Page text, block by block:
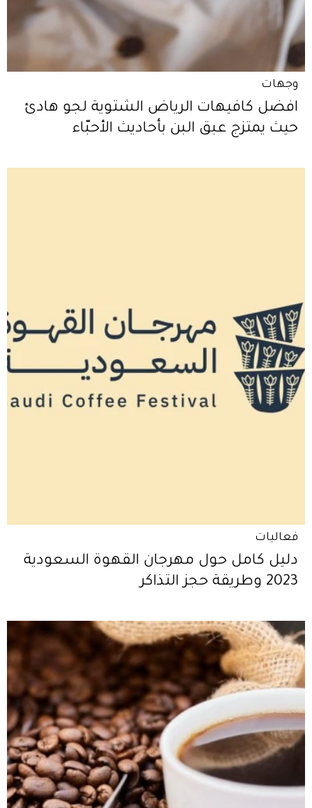
وجهات
افضل كافيهات الرياض الشتوية لجو هادئ
حيث يمتزج عبق البن بأحاديث الأحبّاء
فعاليات
دليل كامل حول مهرجان القهوة السعودية
2023 وطريقة حجز التذاكر